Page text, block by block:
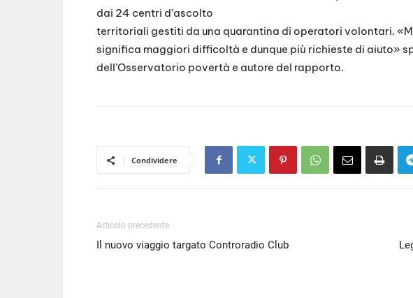
EMBED
dai 24 centri d’ascolto
territoriali gestiti da una quarantina di operatori volontari.
significa maggiori difficoltà e dunque più richieste di aiuto»
dell’Osservatorio povertà e autore del rapporto.
Condividere
Articolo precedente
Il nuovo viaggio targato Controradio Club